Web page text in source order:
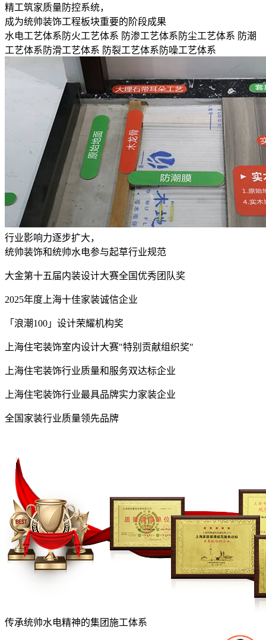
精工筑家质量防控系统，
成为统帅装饰工程板块重要的阶段成果
水电工艺体系 防火工艺体系 防渗工艺体系 防尘工艺体系 防潮
工艺体系 防滑工艺体系 防裂工艺体系 防噪工艺体系
行业影响力逐步扩大，
统帅装饰和统帅水电参与起草行业规范
大金第十五届内装设计大赛全国优秀团队奖
2025年度上海十佳家装诚信企业
「浪潮100」设计荣耀机构奖
上海住宅装饰室内设计大赛"特别贡献组织奖"
上海住宅装饰行业质量和服务双达标企业
上海住宅装饰行业最具品牌实力家装企业
全国家装行业质量领先品牌
传承统帅水电精神的集团施工体系